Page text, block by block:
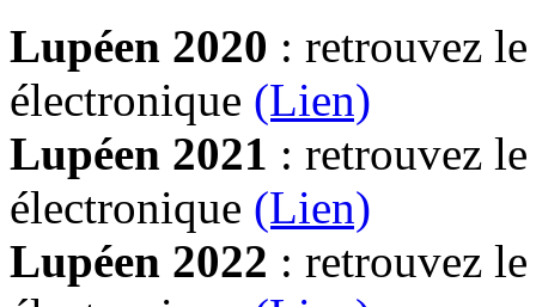
Lupéen 2020 : retrouvez
électronique (Lien)
Lupéen 2021 : retrouvez
électronique (Lien)
Lupéen 2022 : retrouvez